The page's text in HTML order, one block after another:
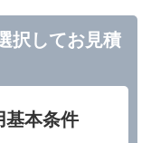
択してお見積
基本条件